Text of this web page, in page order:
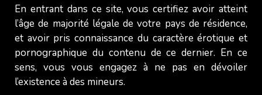
Length Of Stay: 2hr
Précision des photos:
ValueForMoney:
En entrant dans ce site, vous certifiez avoir atteint
l’âge de majorité légale de votre pays de résidence,
et avoir pris connaissance du caractère érotique et
pornographique du contenu de ce dernier. En ce
sens, vous vous engagez à ne pas en dévoiler
l’existence à des mineurs.